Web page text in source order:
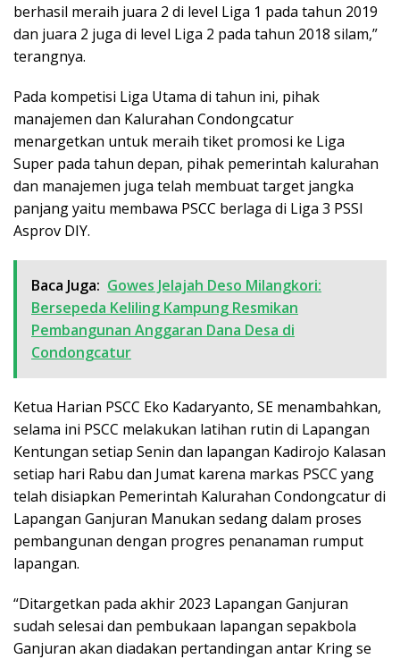
berhasil meraih juara 2 di level Liga 1 pada tahun 2019
dan juara 2 juga di level Liga 2 pada tahun 2018 silam,”
terangnya.
Pada kompetisi Liga Utama di tahun ini, pihak
manajemen dan Kalurahan Condongcatur
menargetkan untuk meraih tiket promosi ke Liga
Super pada tahun depan, pihak pemerintah kalurahan
dan manajemen juga telah membuat target jangka
panjang yaitu membawa PSCC berlaga di Liga 3 PSSI
Asprov DIY.
Baca Juga: Gowes Jelajah Deso Milangkori:
Bersepeda Keliling Kampung Resmikan
Pembangunan Anggaran Dana Desa di
Condongcatur
Ketua Harian PSCC Eko Kadaryanto, SE menambahkan,
selama ini PSCC melakukan latihan rutin di Lapangan
Kentungan setiap Senin dan lapangan Kadirojo Kalasan
setiap hari Rabu dan Jumat karena markas PSCC yang
telah disiapkan Pemerintah Kalurahan Condongcatur di
Lapangan Ganjuran Manukan sedang dalam proses
pembangunan dengan progres penanaman rumput
lapangan.
“Ditargetkan pada akhir 2023 Lapangan Ganjuran
sudah selesai dan pembukaan lapangan sepakbola
Ganjuran akan diadakan pertandingan antar Kring se